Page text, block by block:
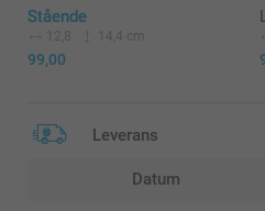
Stående
12,8 14,4 cm
99,00
Leverans
Datum